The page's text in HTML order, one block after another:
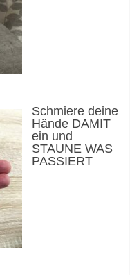
Schmiere deine
Hände DAMIT
ein und
STAUNE WAS
PASSIERT